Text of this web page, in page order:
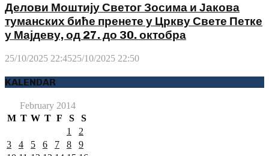
Делови Моштију Светог Зосима и Јакова
туманских биће пренете у Цркву Свете Петке
у Мајдеву, од 27. до 30. октобра
25/10/2025 22:4525/10/2025 22:50
KALENDAR
February 2014
M T W T F S
S
1
2
3
4 5 6 7 8
9